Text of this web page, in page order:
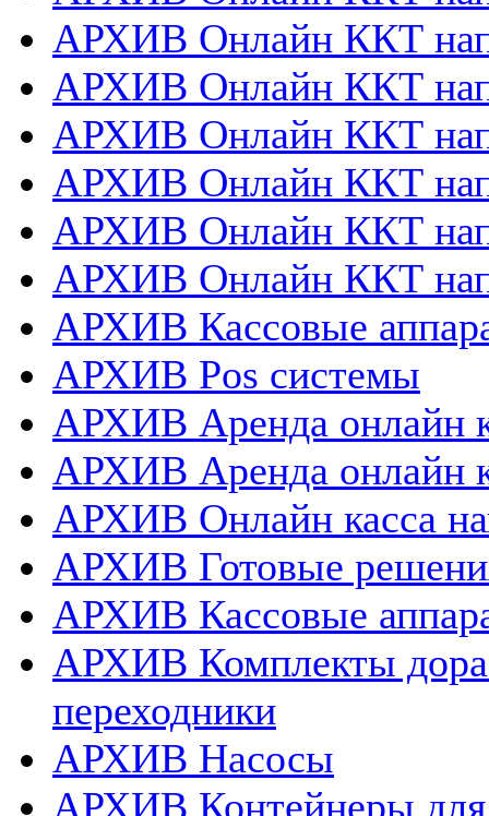
АРХИВ Онлайн ККТ
АРХИВ Онлайн ККТ
АРХИВ Онлайн ККТ
АРХИВ Онлайн ККТ
АРХИВ Онлайн ККТ
АРХИВ Онлайн ККТ
АРХИВ Кассовые
АРХИВ Pos системы
АРХИВ Аренда онлайн
АРХИВ Аренда онлайн
АРХИВ Онлайн касса
АРХИВ Готовые
АРХИВ Кассовые
АРХИВ Комплекты
переходники
АРХИВ Насосы
АРХИВ Контейнеры для